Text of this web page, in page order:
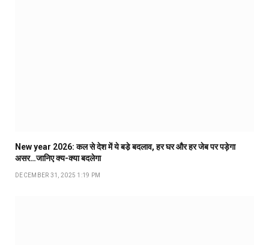
New year 2026: कल से देश में ये बडे़ बदलाव, हर घर और हर जेब पर पड़ेगा
असर…जानिए क्य-क्या बदलेगा
DECEMBER 31, 2025 1:19 PM